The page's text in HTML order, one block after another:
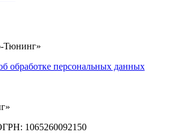
Тюнинг»
обработке персональных данных
1065260092150